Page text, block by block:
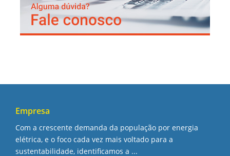
Empresa
Com a crescente demanda da população por energia
elétrica, e o foco cada vez mais voltado para a
sustentabilidade, identificamos a ...